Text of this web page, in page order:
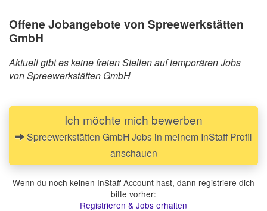
Offene Jobangebote von Spreewerkstätten
GmbH
Aktuell gibt es keine freien Stellen auf temporären Jobs
von Spreewerkstätten GmbH
Ich möchte mich bewerben
Spreewerkstätten GmbH Jobs in meinem InStaff Profil
anschauen
Wenn du noch keinen InStaff Account hast, dann registriere dich
bitte vorher:
Registrieren & Jobs erhalten